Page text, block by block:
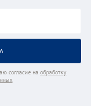
согласие на обработку